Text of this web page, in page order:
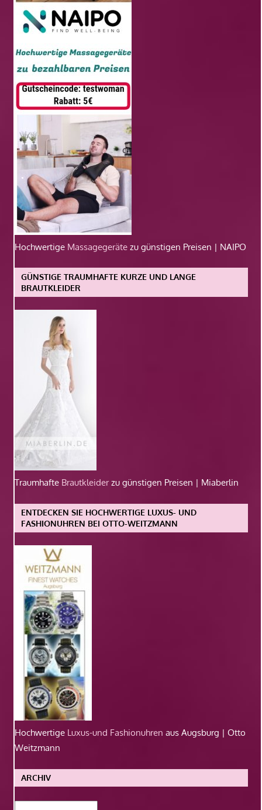
Hochwertige Massagegeräte zu günstigen Preisen | NAIPO
GÜNSTIGE TRAUMHAFTE KURZE UND LANGE
BRAUTKLEIDER
Traumhafte Brautkleiderzu günstigen Preisen | Miaberlin
ENTDECKEN SIE HOCHWERTIGE LUXUS- UND
FASHIONUHREN BEI OTTO-WEITZMANN
Hochwertige Luxus-und Fashionuhren aus Augsburg | Otto
Weitzmann
ARCHIV